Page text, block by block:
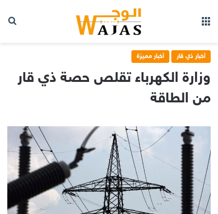
أخبار ذي قار أخبار مميزة
وزارة الكهرباء تقلص حصة ذي قار
من الطاقة